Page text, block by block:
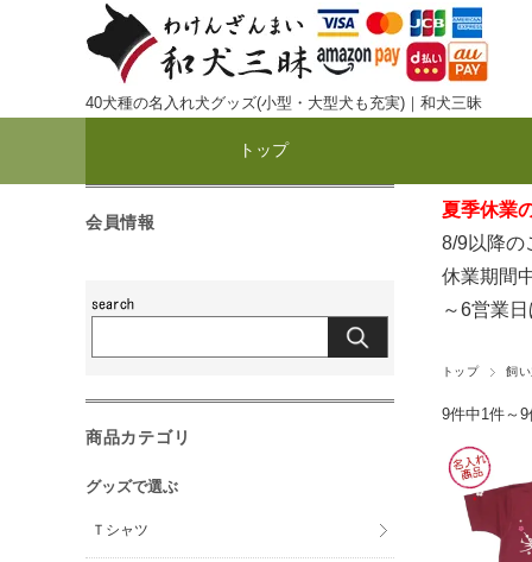
40犬種の名入れ犬グッズ(小型・大型犬も充実)｜和犬三昧
トップ
夏季休業
8/9以降の
休業期間
～6営業
トップ 飼
9件中1件～
会員情報
商品カテゴリ
グッズで選ぶ
Ｔシャツ